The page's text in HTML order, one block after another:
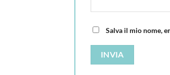
Salva il mio nome,